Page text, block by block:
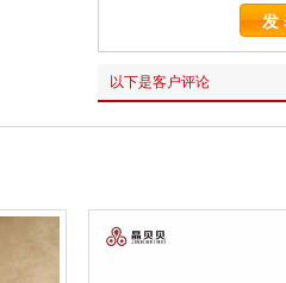
以下是客户评论